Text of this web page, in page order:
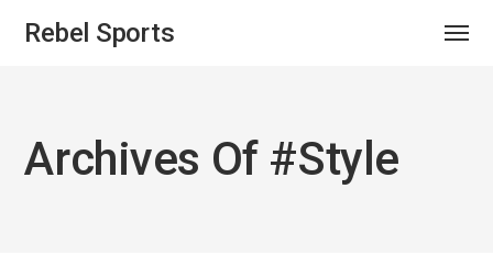
Rebel Sports
Archives Of #style